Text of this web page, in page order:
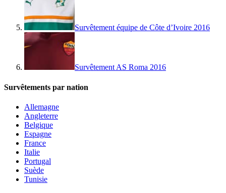
Survêtement équipe de Côte d’Ivoire 2016
Survêtement AS Roma 2016
Survêtements par nation
Allemagne
Angleterre
Belgique
Espagne
France
Italie
Portugal
Suède
Tunisie